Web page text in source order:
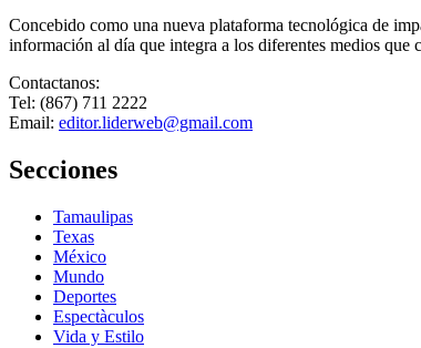
Concebido como una nueva plataforma tecnológica de
información al día que integra a los diferentes medios
Contactanos:
Tel: (867) 711 2222
Email: editor.liderweb@gmail.com
Secciones
Tamaulipas
Texas
México
Mundo
Deportes
Espectàculos
Vida y Estilo